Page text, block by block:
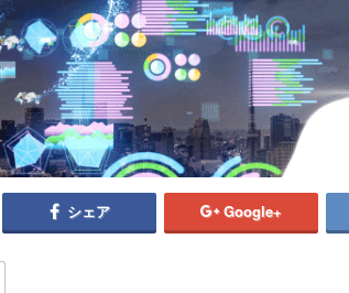
シェア Google+